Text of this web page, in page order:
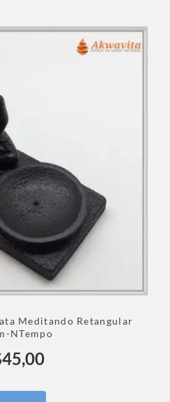
Meditando Retangular
NTempo
45,00